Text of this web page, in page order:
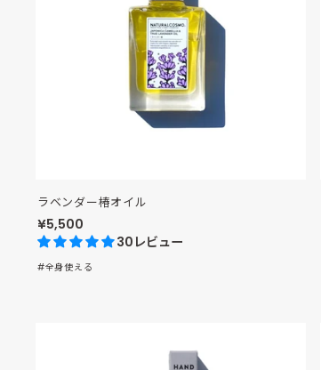
ラベンダー椿オイル
¥5,500
30レビュー
#全身使える